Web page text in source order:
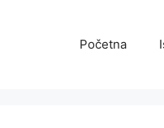
Početna